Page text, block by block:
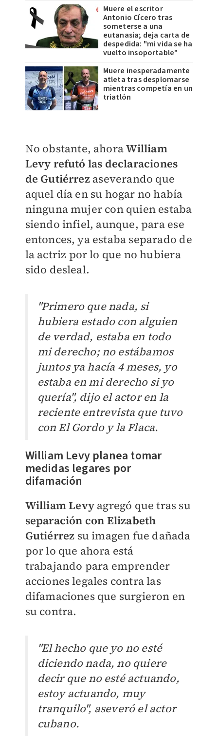
Muere el escritor
Antonio Cícero tras
someterse a una
eutanasia; deja carta de
despedida: "mi vida se ha
vuelto insoportable"
Muere inesperadamente
atleta tras desplomarse
mientras competía en un
triatlón
No obstante, ahoraWilliam
Levy refutó las declaraciones
de Gutiérrezaseverando que
aquel día en su hogar no había
ninguna mujer con quien estaba
siendo infiel, aunque, para ese
entonces, ya estaba separado de
la actriz por lo que no hubiera
sido desleal.
"Primero que nada, si
hubiera estado con alguien
de verdad, estaba en todo
mi derecho; no estábamos
juntos ya hacía 4 meses, yo
estaba en mi derecho si yo
quería", dijo el actor en la
reciente entrevista que tuvo
con El Gordo y la Flaca.
William Levy planea tomar
medidas legares por
difamación
William Levyagregó que tras su
separación con Elizabeth
Gutiérrez su imagen fue dañada
por lo que ahora está
trabajando para emprender
acciones legales contra las
difamaciones que surgieron en
su contra.
"El hecho que yo no esté
diciendo nada, no quiere
decir que no esté actuando,
estoy actuando, muy
tranquilo", aseveró el actor
cubano.